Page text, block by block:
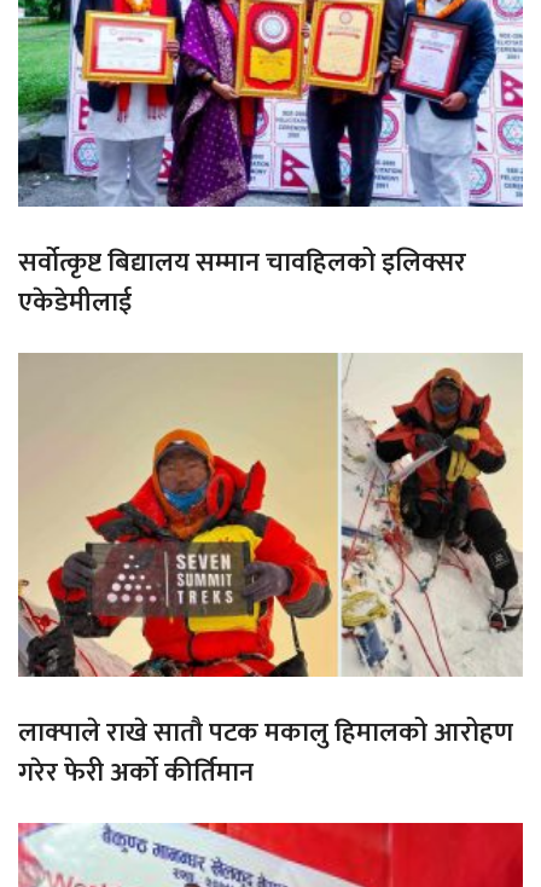
सर्वोत्कृष्ट बिद्यालय सम्मान चावहिलको इलिक्सर
एकेडेमीलाई
लाक्पाले राखे सातौ पटक मकालु हिमालको आरोहण
गरेर फेरी अर्को कीर्तिमान